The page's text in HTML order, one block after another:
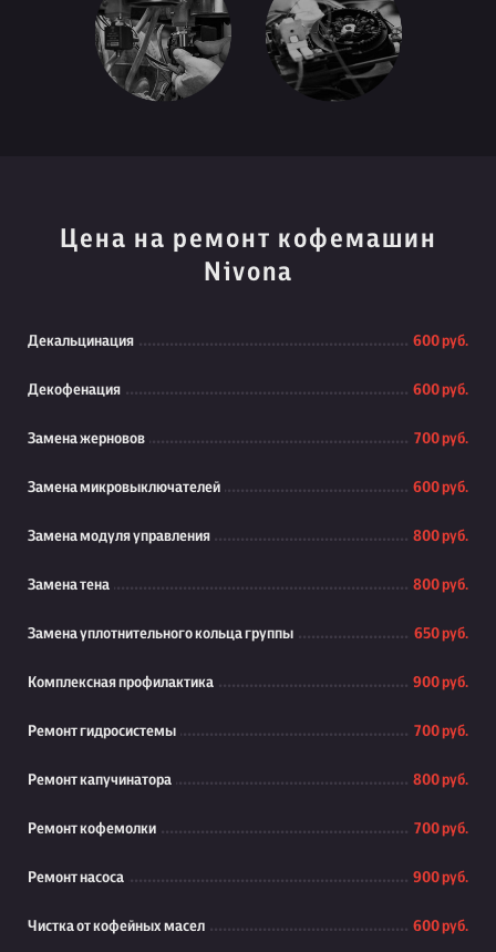
Цена на ремонт кофемашин
Nivona
Декальцинация 600 руб.
Декофенация 600 руб.
Замена жерновов 700 руб.
Замена микровыключателей 600 руб.
Замена модуля управления 800 руб.
Замена тена 800 руб.
Замена уплотнительного кольца группы 650 руб.
Комплексная профилактика 900 руб.
Ремонт гидросистемы 700 руб.
Ремонт капучинатора 800 руб.
Ремонт кофемолки 700 руб.
Ремонт насоса 900 руб.
Чистка от кофейных масел 600 руб.